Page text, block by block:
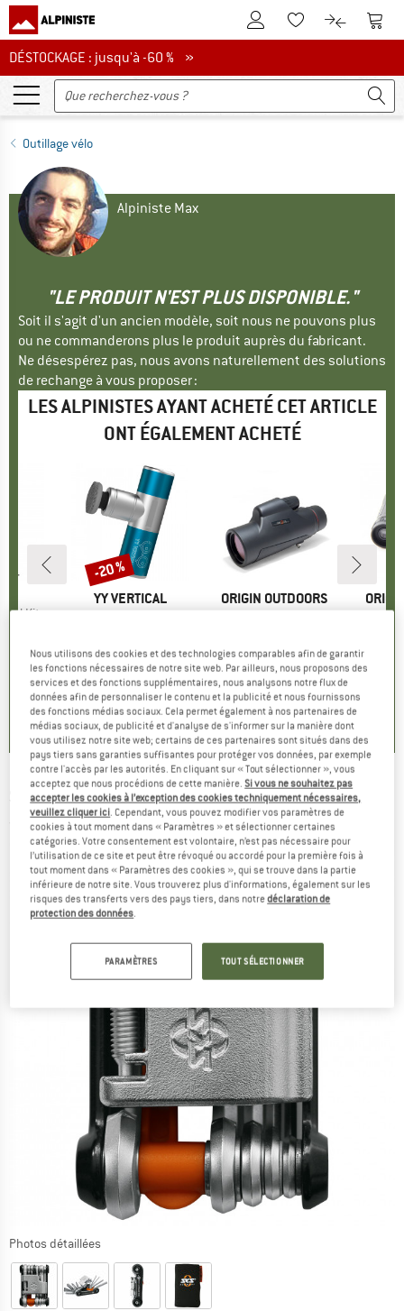
Vers le compte client
Vers la liste
Vers le
DÉSTOCKAGE : jusqu'à -60 %
DÉSTOCKAGE : jusqu'à -60 % »
Outillage vélo
Alpiniste Max
"LE PRODUIT N'EST PLUS DISPONIBLE."
Soit il s'agit d'un ancien modèle, soit nous ne pouvons plus
ou ne commanderons plus le produit auprès du fabricant.
Ne désespérez pas, nous avons naturellement des solutions
de rechange à vous proposer :
LES ALPINISTES AYANT ACHETÉ CET ARTICLE
ONT ÉGALEMENT ACHETÉ
Kit
)
MARQUE
YY VERTICAL
Prix
128,95 €Prix réduit
103,16 €
5,0(2)
Remise
-20 %
MARQUE
ORIGIN OUTDOORS
Prix
69,95 €
0,0(0)
SKS -Tom Tool 18 - Outil vélo
(0)
Photos détaillées
Nous utilisons des cookies et des technologies comparables afin de garantir
les fonctions nécessaires de notre site web. Par ailleurs, nous proposons des
services et des fonctions supplémentaires, nous analysons notre flux de
données afin de personnaliser le contenu et la publicité et nous fournissons
des fonctions médias sociaux. Cela permet également à nos partenaires de
médias sociaux, de publicité et d'analyse de s'informer sur la manière dont
vous utilisez notre site web; certains de ces partenaires sont situés dans des
pays tiers sans garanties suffisantes pour protéger vos données, par exemple
contre l'accès par les autorités. En cliquant sur « Tout sélectionner », vous
acceptez que nous procédions de cette manière.Si vous ne souhaitez pas
accepter les cookies à l’exception des cookies techniquement nécessaires,
veuillez cliquer ici. Cependant, vous pouvez modifier vos paramètres de
cookies à tout moment dans « Paramètres » et sélectionner certaines
catégories. Votre consentement est volontaire, n’est pas nécessaire pour
l’utilisation de ce site et peut être révoqué ou accordé pour la première fois à
tout moment dans « Paramètres des cookies », qui se trouve dans la partie
inférieure de notre site. Vous trouverez plus d'informations, également sur les
risques des transferts vers des pays tiers, dans notredéclaration de
protection des données.
PARAMÈTRES TOUT SÉLECTIONNER